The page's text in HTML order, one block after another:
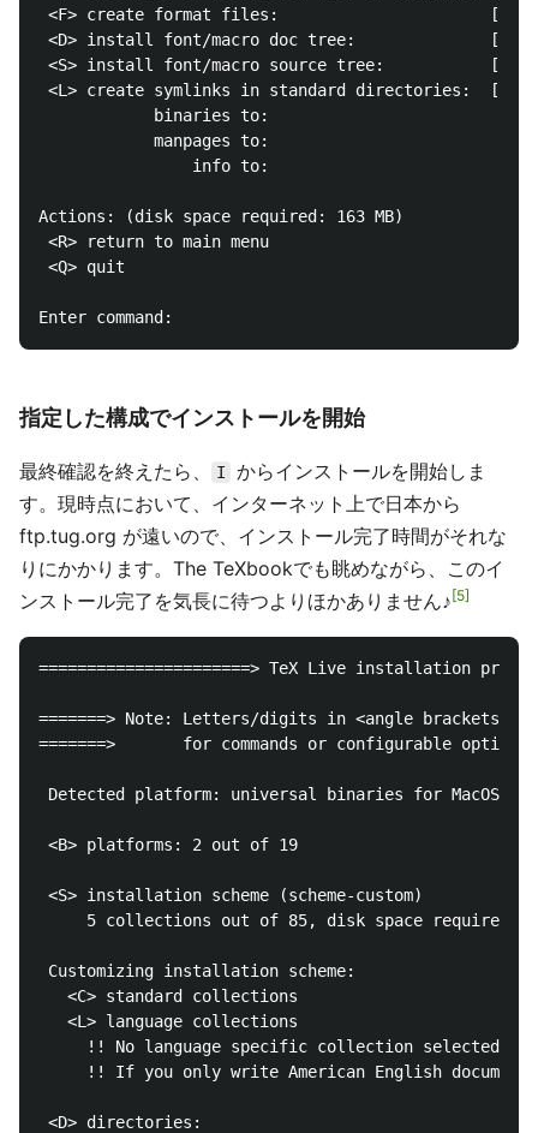
<F> create format files:                      [X]
<D> install font/macro doc tree:              [ ]
<S> install font/macro source tree:           [ ]
<L> create symlinks in standard directories:  [ ]
            binaries to:
            manpages to:
                info to:
Actions: (disk space required: 163 MB)
<R> return to main menu
<Q> quit
指定した構成でインストールを開始
最終確認を終えたら、 I
からインストールを開始しま
す。現時点において、インターネット上で日本から
ftp.tug.org が遠いので、インストール完了時間がそれな
りにかかります。The TeXbookでも眺めながら、このイ
ンストール完了を気長に待つよりほかありません♪ 5
======================> TeX Live installation
=======> Note: Letters/digits in <angle brackets>
=======>       for commands or configurable
Detected platform: universal binaries for MacOSX/
<B> platforms: 2 out of 19
<S> installation scheme (scheme-custom)
5 collections out of 85, disk space required:
Customizing installation scheme:
   <C> standard collections
   <L> language collections
     !! No language specific collection selected!
!! If you only write American English
<D> directories: